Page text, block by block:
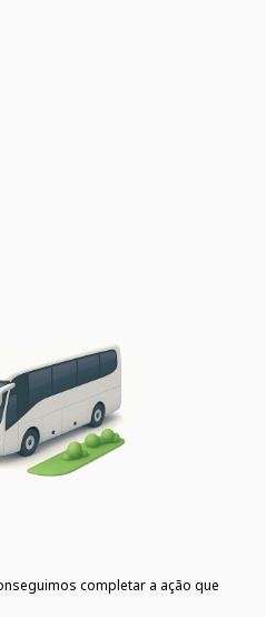
completar a ação que